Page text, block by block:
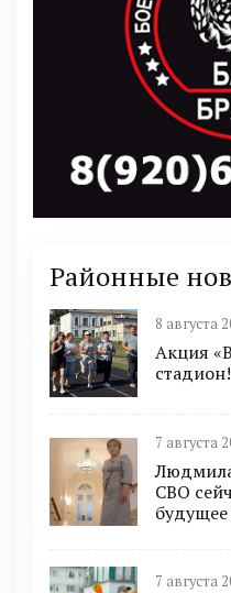
Районные
8 августа
Акция
7 августа
СВО
7 августа